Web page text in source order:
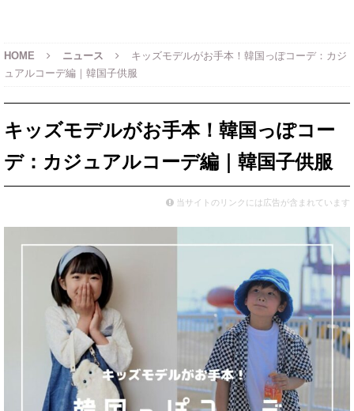
HOME ニュース
キッズモデルがお手本！韓国っぽコーデ：カジ
ュアルコーデ編｜韓国子供服
キッズモデルがお手本！韓国っぽコー
デ：カジュアルコーデ編｜韓国子供服
当サイトのリンクには広告が含まれています